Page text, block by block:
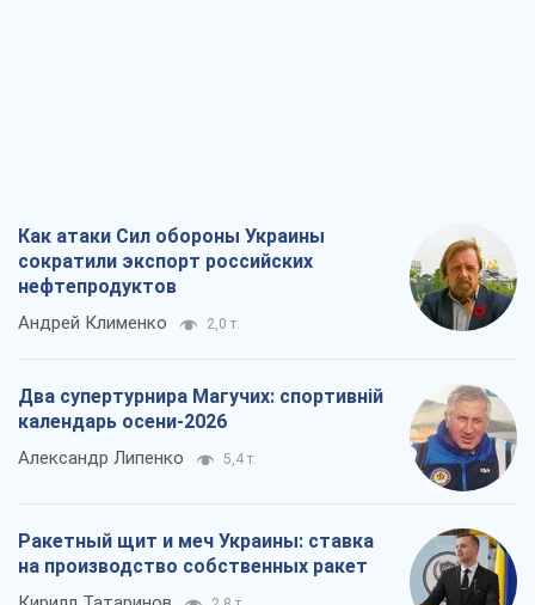
Как атаки Сил обороны Украины
сократили экспорт российских
нефтепродуктов
Андрей Клименко 2,0 т.
Два супертурнира Магучих: спортивній
календарь осени-2026
Александр Липенко 5,4 т.
Ракетный щит и меч Украины: ставка
на производство собственных ракет